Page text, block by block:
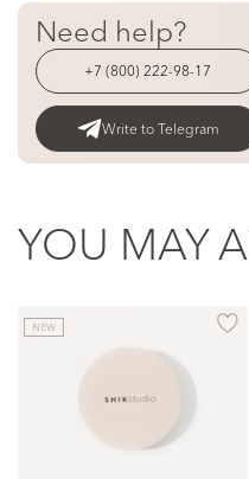
Need help?
+7 (800) 222-98-17
Write to Telegram
YOU MAY
NEW